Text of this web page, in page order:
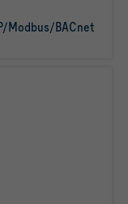
Modbus/BACnet